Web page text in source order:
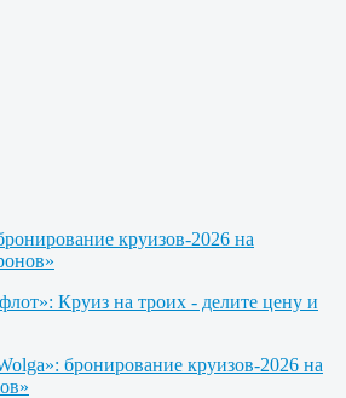
круизов-2026 на
Круиз на троих - делите цену и
бронирование круизов-2026 на